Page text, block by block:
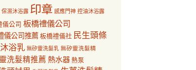
保濕沐浴露 印章 感應門神 控油沐浴露
儀公司 板橋禮儀公司
儀公司推薦板橋禮儀社 民生頭條
浴乳 無矽靈洗髮乳 無矽靈洗髮精
洗髮精推薦 熱水器 熱泵